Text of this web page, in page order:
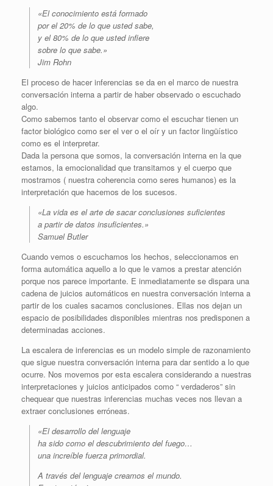
«El conocimiento está formado
por el 20% de lo que usted sabe,
y el 80% de lo que usted infiere
sobre lo que sabe.»
Jim Rohn
El proceso de hacer inferencias se da en el marco de nuestra
conversación interna a partir de haber observado o escuchado
algo.
Como sabemos tanto el observar como el escuchar tienen un
factor biológico como ser el ver o el oír y un factor lingüístico
como es el interpretar.
Dada la persona que somos, la conversación interna en la que
estamos, la emocionalidad que transitamos y el cuerpo que
mostramos ( nuestra coherencia como seres humanos) es la
interpretación que hacemos de los sucesos.
«La vida es el arte de sacar conclusiones suficientes
a partir de datos insuficientes.»
Samuel Butler
Cuando vemos o escuchamos los hechos, seleccionamos en
forma automática aquello a lo que le vamos a prestar atención
porque nos parece importante. E inmediatamente se dispara una
cadena de juicios automáticos en nuestra conversación interna a
partir de los cuales sacamos conclusiones. Ellas nos dejan un
espacio de posibilidades disponibles mientras nos predisponen a
determinadas acciones.
La escalera de inferencias es un modelo simple de razonamiento
que sigue nuestra conversación interna para dar sentido a lo que
ocurre. Nos movemos por esta escalera considerando a nuestras
interpretaciones y juicios anticipados como “ verdaderos” sin
chequear que nuestras inferencias muchas veces nos llevan a
extraer conclusiones erróneas.
«El desarrollo del lenguaje
ha sido como el descubrimiento del fuego…
una increíble fuerza primordial.
A través del lenguaje creamos el mundo.